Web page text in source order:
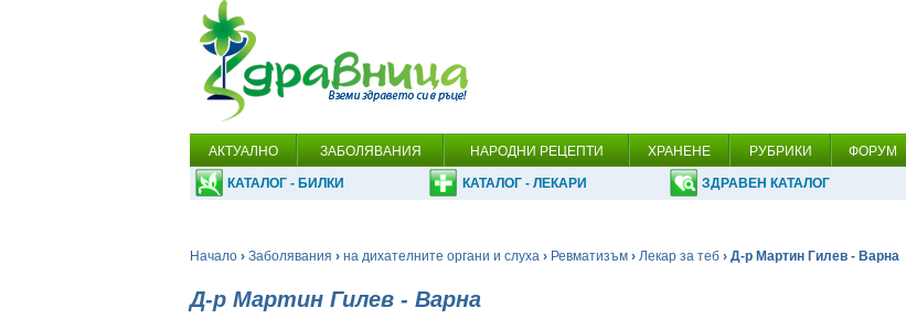
АКТУАЛНО ЗАБОЛЯВАНИЯ НАРОДНИ РЕЦЕПТИ ХРАНЕНЕ РУБРИКИ ФОРУМ
КАТАЛОГ - БИЛКИ КАТАЛОГ - ЛЕКАРИ ЗДРАВЕН КАТАЛОГ
Начало › Заболявания › на дихателните органи и слуха › Ревматизъм › Лекар за теб › Д-р Мартин Гилев - Варна
Д-р Мартин Гилев - Варна